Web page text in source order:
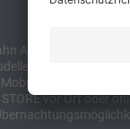
A8 zwischen
suchen, etwa
und alles für
vor Ort oder